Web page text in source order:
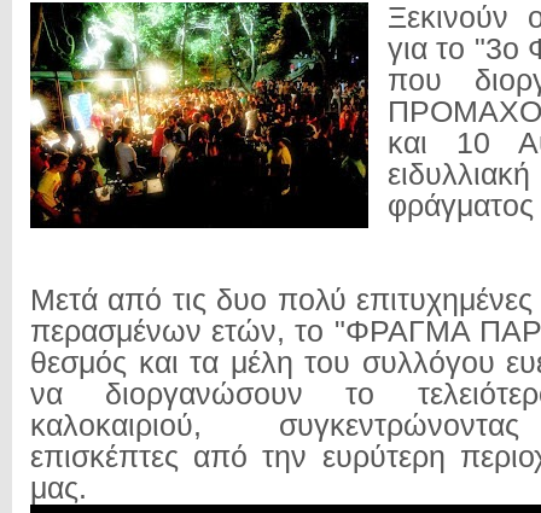
Ξεκινούν
για το
που
και 10
Μετά από τις δυο πολύ
περασμένων ετών, το "ΦΡΑΓΜΑ
θεσμός και τα μέλη του συλλόγου
να διοργανώσουν το
καλοκαιριού,
επισκέπτες από την ευρύτερη
μας.